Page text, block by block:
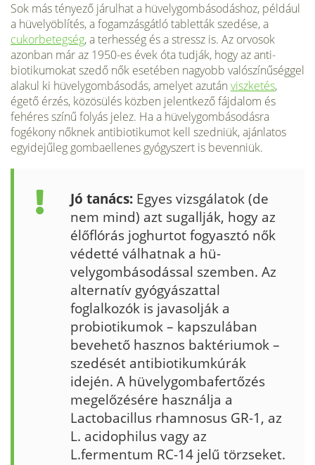
Sok más tényező járulhat a hüvelygombásodás­hoz, például
a hüvelyöblítés, a fogamzásgátló tabletták sze­dése, a
cukorbetegség, a ter­hesség és a stressz is. Az orvo­sok
azonban már az 1950-es évek óta tudják, hogy az anti­
biotikumokat szedő nők eseté­ben nagyobb valószínűséggel
alakul ki hüvelygombásodás, amelyet azután viszketés,
égető érzés, közösülés közben jelent­kező fájdalom és
fehéres színű folyás jelez. Ha a hüvelygom­básodásra
fogékony nőknek antibiotikumot kell szedniük, ajánlatos
egyidejűleg gomba­ellenes gyógyszert is bevenniük.
Jó tanács: Egyes vizsgálatok (de
nem mind) azt sugallják, hogy az
élőflórás joghurtot fogyasztó nők
védetté válhatnak a hü­
velygombásodással szemben. Az
alternatív gyógyászattal
foglalkozók is javasolják a
probiotikumok – kapszulában
bevehető hasznos baktériu­mok –
szedését antibiotikum­kúrák
idején. A hüvelygomba­fertőzés
megelőzésére használja a
Lactobacillus rhamnosus GR-1, az
L. acido­philus vagy az
L.fermentum RC-14 jelű törzseket.